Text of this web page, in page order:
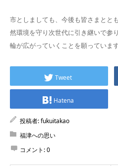
市としましても、今後も皆さまとと
然環境を守り次世代に引き継いで参
輪が広がっていくことを願っています
Tweet
Hatena
投稿者:fukuitakao
福津への思い
コメント:0